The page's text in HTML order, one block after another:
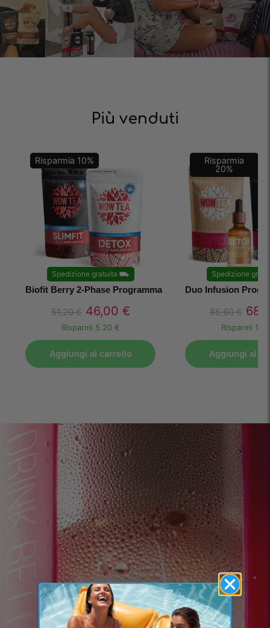
Più venduti
Risparmia 10%
Spedizione gratuita ⛟
Biofit Berry 2-Phase Programma
51,20€ 46,00 €
Risparmi 5.20 €
Aggiungi al carrello
Risparmia
20%
Spedizione
Duo Infusion
85,60€
Risparmi
Aggiungi al